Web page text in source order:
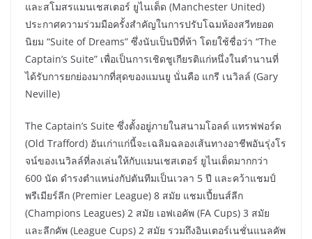
และสโมสรแมนเชสเตอร์ ยูไนเต็ด (Manchester United)
ประกาศความร่วมมือครั้งสำคัญในการปรับโฉมห้องสวีทยอด
นิยม “Suite of Dreams” ซึ่งนับเป็นปีที่ห้า โดยใช้ชื่อว่า “The
Captain’s Suite” เพื่อเป็นการเชิดชูเกียรติแก่หนึ่งในตำนานที่
ได้รับการยกย่องมากที่สุดของแมนยู นั่นคือ แกรี เนวิลล์ (Gary
Neville)
The Captain’s Suite ซึ่งตั้งอยู่ภายในสนามโอลด์ แทรฟฟอร์ด
(Old Trafford) อันเก่าแก่นี้จะเฉลิมฉลองเส้นทางอาชีพอันรุ่งโร
จน์ของเนวิลล์ที่ลงเล่นให้กับแมนเชสเตอร์ ยูไนเต็ดมากกว่า
600 นัด ดำรงตำแหน่งกัปตันทีมเป็นเวลา 5 ปี และคว้าแชมป์
พรีเมียร์ลีก (Premier League) 8 สมัย แชมเปี้ยนส์ลีก
(Champions Leagues) 2 สมัย เอฟเอคัพ (FA Cups) 3 สมัย
และลีกคัพ (League Cups) 2 สมัย รวมถึงอินเตอร์เนชั่นแนลคัพ